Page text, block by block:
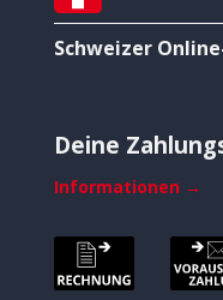
Schweizer
Deine
Informationen →